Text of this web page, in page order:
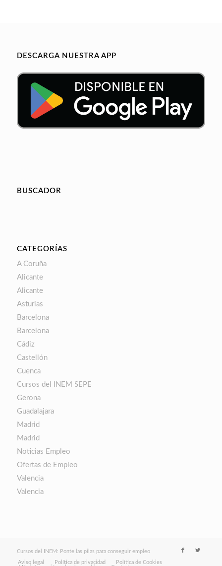
DESCARGA NUESTRA APP
BUSCADOR
CATEGORÍAS
A Coruña
Alicante
Alicante
Asturias
Barcelona
Barcelona
Cádiz
Castellón
Cuenca
Cursos del INEM SEPE
Gerona
Guadalajara
Madrid
Madrid
Noticias Empleo
Ofertas de Empleo
Valencia
Valencia
Cursos del INEM: Ponte las pilas para conseguir empleo
Aviso legal
Política de privacidad
Política de Cookies